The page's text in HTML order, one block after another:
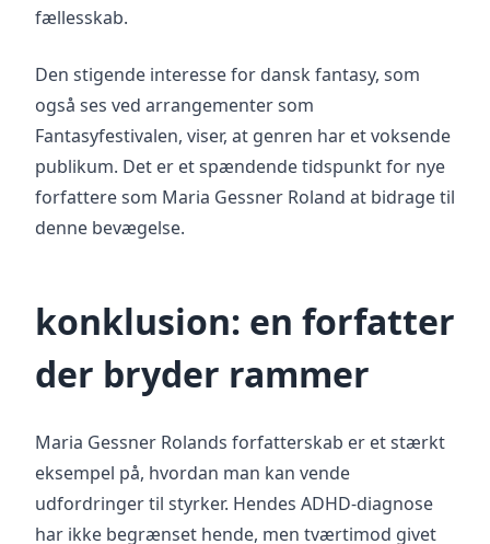
fællesskab.
Den stigende interesse for dansk fantasy, som
også ses ved arrangementer som
Fantasyfestivalen, viser, at genren har et voksende
publikum. Det er et spændende tidspunkt for nye
forfattere som Maria Gessner Roland at bidrage til
denne bevægelse.
konklusion: en forfatter
der bryder rammer
Maria Gessner Rolands forfatterskab er et stærkt
eksempel på, hvordan man kan vende
udfordringer til styrker. Hendes ADHD-diagnose
har ikke begrænset hende, men tværtimod givet